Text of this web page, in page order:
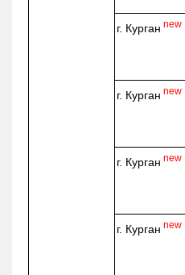
г. Курган new
г. Курган new
г. Курган new
г. Курган new